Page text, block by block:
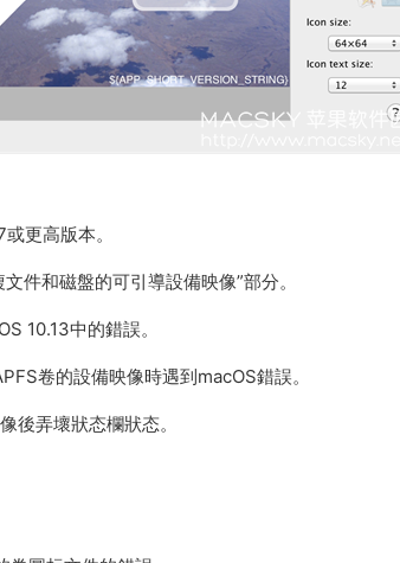
更高版本。
件和磁盤的可引導設備映像”部分。
10.13中的錯誤。
卷的設備映像時遇到macOS錯誤。
後弄壞狀态欄狀态。